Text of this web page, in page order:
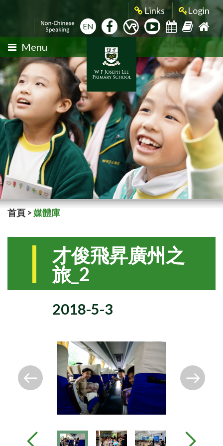
Links Login
EN
Menu
首頁 >媒體庫
才俊飛昇廣州之
旅_2
2018-5-3